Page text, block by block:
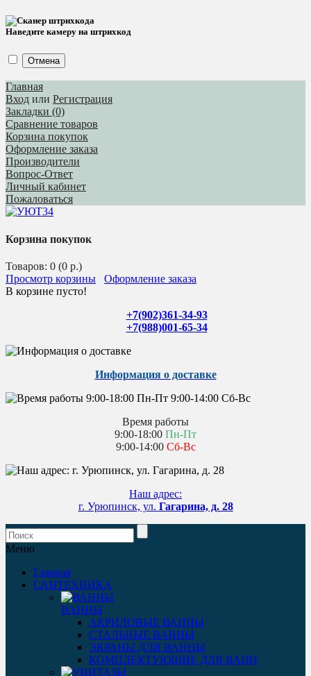
Наведите камеру на штрихкод
Отмена
Главная
Вход или Регистрация
Закладки (0)
Сравнение товаров
Корзина покупок
Оформление заказа
Производители
Вопрос-Ответ
Личный кабинет
Пожаловаться
Корзина покупок
Товаров: 0 (0 р.)
Просмотр корзины
Оформление заказа
В корзине пусто!
+7(902)361-34-93
+7(988)001-65-34
Информация о доставке
Время работы
9:00-18:00 Пн-Пт
9:00-14:00 Сб-Вс
Наш адрес:
г. Урюпинск, ул. Гагарина, д. 28
Меню
Главная
САНТЕХНИКА
ВАННЫ
АКРИЛОВЫЕ ВАННЫ
СТАЛЬНЫЕ ВАННЫ
ЭКРАНЫ ДЛЯ ВАННЫ
КОМПЛЕКТУЮЩИЕ ДЛЯ ВАНН